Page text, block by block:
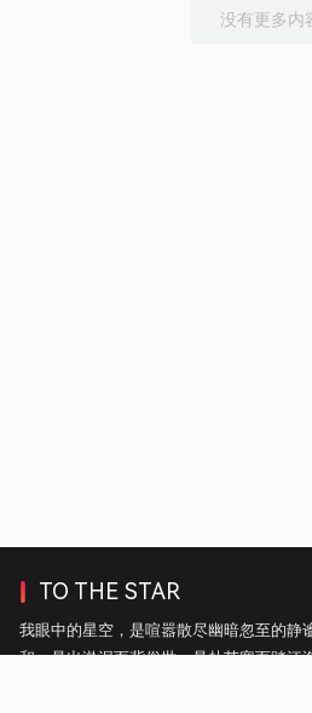
没有更多内
TO THE STAR
我眼中的星空，是喧嚣散尽幽暗忽至的静
和，是出淤泥而背俗世，是赴苦寒而踏江